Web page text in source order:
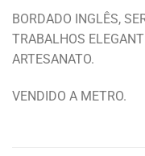
BORDADO INGLÊS,
TRABALHOS
ARTESANATO.
VENDIDO A METRO.